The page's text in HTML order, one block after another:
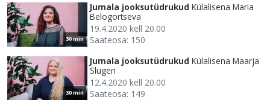
30 min
Jumala jooksutüdrukud Külalisena Maria
Belogortseva
19.4.2020 kell 20.00
Saateosa: 150
30 min
Jumala jooksutüdrukud Külalisena Maarja
Slugen
12.4.2020 kell 20.00
Saateosa: 149